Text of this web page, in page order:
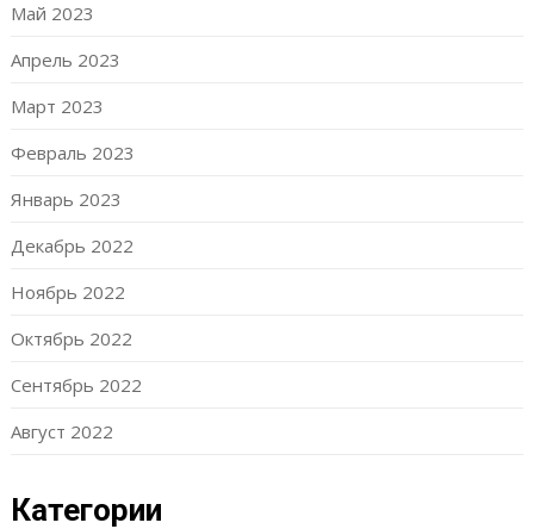
Май 2023
Апрель 2023
Март 2023
Февраль 2023
Январь 2023
Декабрь 2022
Ноябрь 2022
Октябрь 2022
Сентябрь 2022
Август 2022
Категории